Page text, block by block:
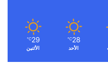
28
℃
الأحد
29
℃
الأثنين